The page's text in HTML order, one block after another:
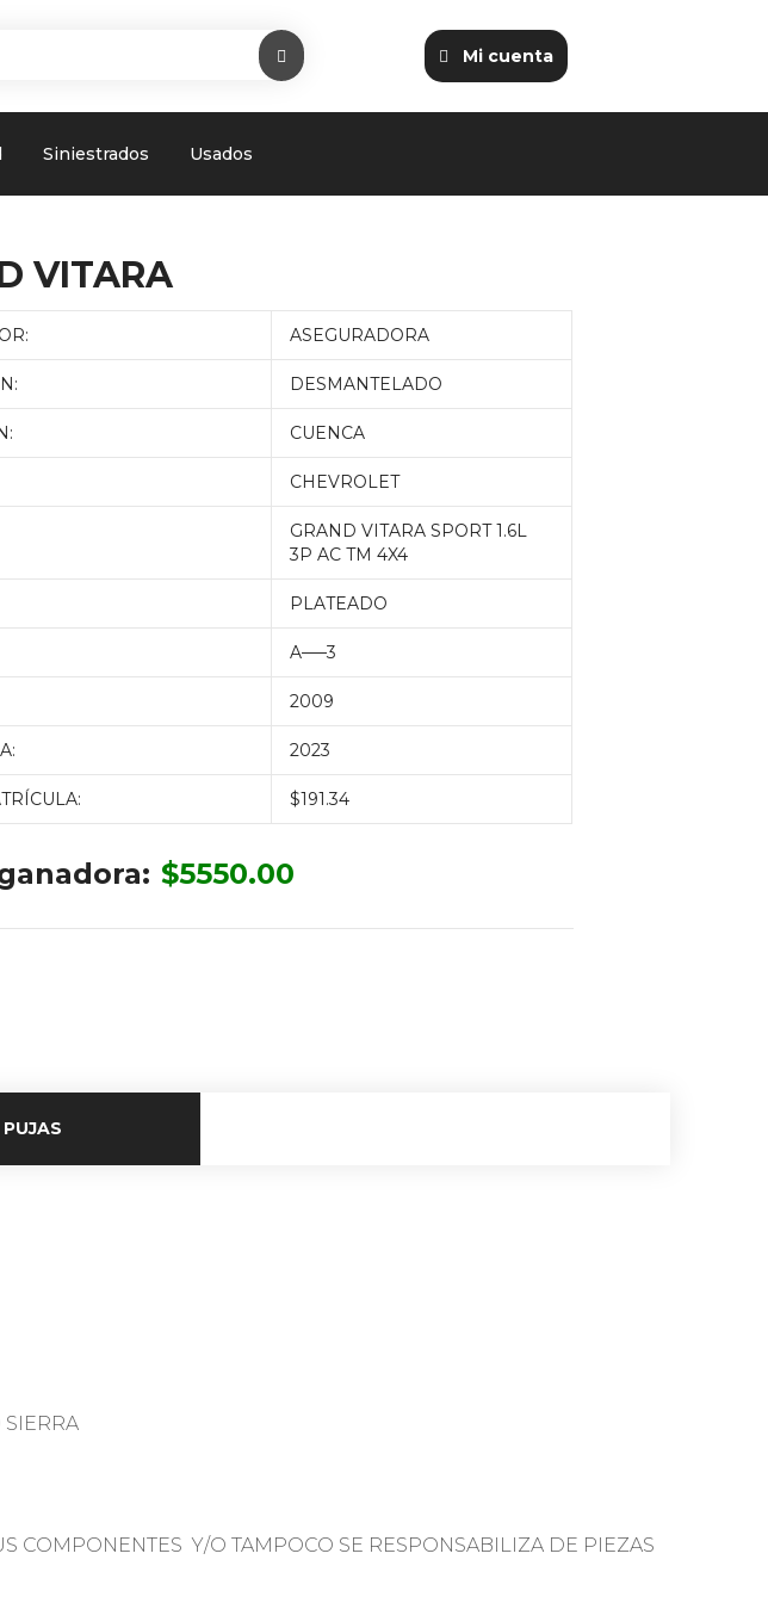
Mi cuenta
Siniestrados Usados
VITARA
ASEGURADORA
DESMANTELADO
CUENCA
CHEVROLET
GRAND VITARA SPORT 1.6L
3P AC TM 4X4
PLATEADO
A—–3
2009
2023
$191.34
$5550.00
COMPONENTES Y/O TAMPOCO SE RESPONSABILIZA DE PIEZAS